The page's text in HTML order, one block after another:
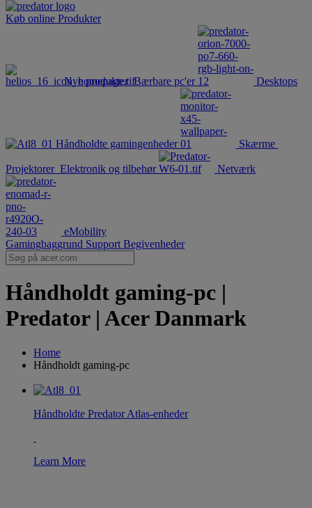
Køb online Produkter
Nye produkter Bærbare pc'er Desktops
Håndholdte gamingenheder Skærme
Projektorer Elektronik og tilbehør Netværk
eMobility
Gamingbaggrund Support Begivenheder
Håndholdt gaming-pc |
Predator | Acer Danmark
Home
Håndholdt gaming-pc
Håndholdte Predator Atlas-enheder
Learn More